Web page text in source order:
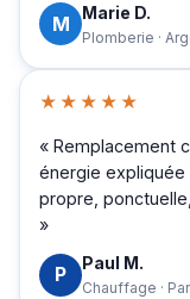
M Marie D.
Plomberie ·
★★★★★
« Remplacement
énergie expliquée
propre,
»
P Paul M.
Chauffage ·